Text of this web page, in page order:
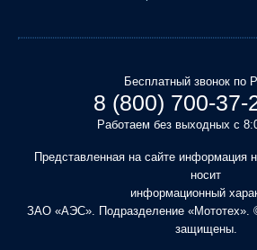
Бесплатный звонок по
8 (800) 700-37-
Работаем без выходных с
Представленная на сайте информация
носит
информационный
ЗАО «АЭС». Подразделение «Мототех».
защищены.